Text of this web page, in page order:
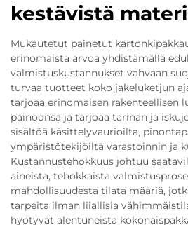
kestävistä
Mukautetut painetut
erinomaista arvoa yhdistämällä
valmistuskustannukset vahvaan
turvaa tuotteet koko jakeluketjun
tarjoaa erinomaisen rakenteellisen
painoonsa ja tarjoaa tärinän ja
sisältöä käsittelyvaurioilta,
ympäristötekijöiltä varastoinnin ja
Kustannustehokkuus johtuu
aineista, tehokkaista
mahdollisuudesta tilata määriä,
tarpeita ilman liiallisia
hyötyvät alentuneista